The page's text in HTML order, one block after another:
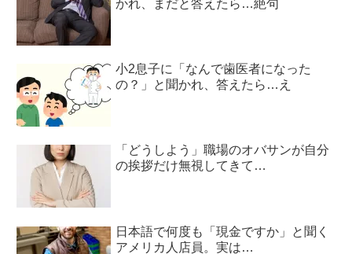
かれ、まだと答えたら…絶句
小2息子に「なんで歯医者になった
の？」と聞かれ、答えたら…え
「どうしよう」職場のオバサンが自分
の挨拶だけ無視してきて…
日本語で何度も「現金ですか」と聞く
アメリカ人店員。実は…